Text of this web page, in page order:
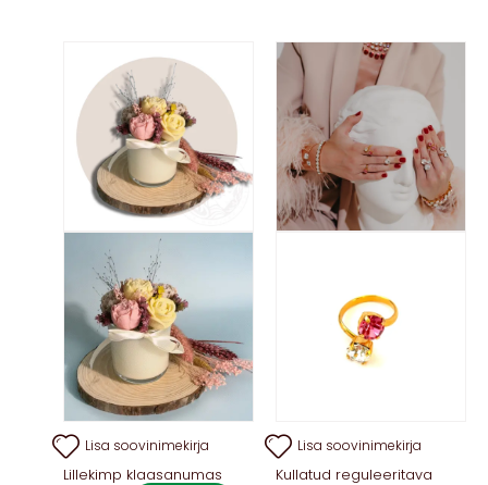
Lisa soovinimekirja
Lillekimp klaasanumas
Lisa soovinimekirja
Kullatud reguleeritava